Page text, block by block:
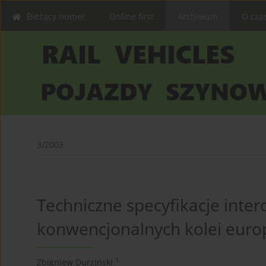
Bieżący numer Online first O
3/2003
Techniczne specyfikacje
konwencjonalnych kolei
Zbigniew DurzJński 1